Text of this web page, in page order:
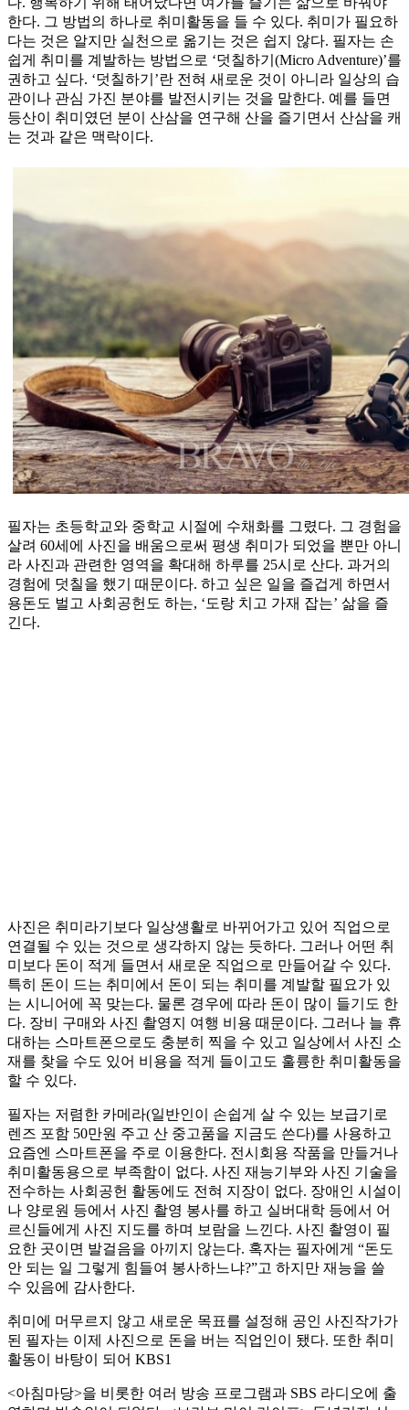
한다. 그 방법의 하나로 취미활동을 들 수 있다. 취미가 필요하
다는 것은 알지만 실천으로 옮기는 것은 쉽지 않다. 필자는 손
쉽게 취미를 계발하는 방법으로 ‘덧칠하기(Micro Adventure)’를
권하고 싶다. ‘덧칠하기’란 전혀 새로운 것이 아니라 일상의 습
관이나 관심 가진 분야를 발전시키는 것을 말한다. 예를 들면
등산이 취미였던 분이 산삼을 연구해 산을 즐기면서 산삼을 캐
는 것과 같은 맥락이다.
필자는 초등학교와 중학교 시절에 수채화를 그렸다. 그 경험을
살려 60세에 사진을 배움으로써 평생 취미가 되었을 뿐만 아니
라 사진과 관련한 영역을 확대해 하루를 25시로 산다. 과거의
경험에 덧칠을 했기 때문이다. 하고 싶은 일을 즐겁게 하면서
용돈도 벌고 사회공헌도 하는, ‘도랑 치고 가재 잡는’ 삶을 즐
긴다.
사진은 취미라기보다 일상생활로 바뀌어가고 있어 직업으로
연결될 수 있는 것으로 생각하지 않는 듯하다. 그러나 어떤 취
미보다 돈이 적게 들면서 새로운 직업으로 만들어갈 수 있다.
특히 돈이 드는 취미에서 돈이 되는 취미를 계발할 필요가 있
는 시니어에 꼭 맞는다. 물론 경우에 따라 돈이 많이 들기도 한
다. 장비 구매와 사진 촬영지 여행 비용 때문이다. 그러나 늘 휴
대하는 스마트폰으로도 충분히 찍을 수 있고 일상에서 사진 소
재를 찾을 수도 있어 비용을 적게 들이고도 훌륭한 취미활동을
할 수 있다.
필자는 저렴한 카메라(일반인이 손쉽게 살 수 있는 보급기로
렌즈 포함 50만원 주고 산 중고품을 지금도 쓴다)를 사용하고
요즘엔 스마트폰을 주로 이용한다. 전시회용 작품을 만들거나
취미활동용으로 부족함이 없다. 사진 재능기부와 사진 기술을
전수하는 사회공헌 활동에도 전혀 지장이 없다. 장애인 시설이
나 양로원 등에서 사진 촬영 봉사를 하고 실버대학 등에서 어
르신들에게 사진 지도를 하며 보람을 느낀다. 사진 촬영이 필
요한 곳이면 발걸음을 아끼지 않는다. 혹자는 필자에게 “돈도
안 되는 일 그렇게 힘들여 봉사하느냐?”고 하지만 재능을 쓸
수 있음에 감사한다.
취미에 머무르지 않고 새로운 목표를 설정해 공인 사진작가가
된 필자는 이제 사진으로 돈을 버는 직업인이 됐다. 또한 취미
활동이 바탕이 되어 KBS1
<아침마당>을 비롯한 여러 방송 프로그램과 SBS 라디오에 출